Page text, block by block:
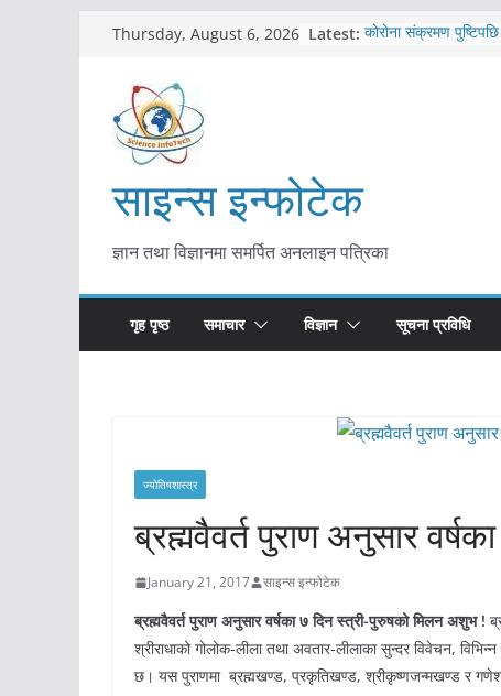
content
Thursday, August 6, 2026 Latest: कोरोना संक्रमण पुष्टिपछि
साइन्स इन्फोटेक
ज्ञान तथा विज्ञानमा समर्पित अनलाइन पत्रिका
गृह पृष्ठ समाचार विज्ञान सूचना प्रविधि
ज्योतिषशास्त्र
ब्रह्मवैवर्त पुराण अनुसार
January 21, 2017 साइन्स इन्फोटेक
ब्रह्मवैवर्त पुराण अनुसार वर्षका ७ दिन स्त्री-पुरुषको मिलन अशुभ !
श्रीराधाको गोलोक-लीला तथा अवतार-लीलाका सुन्दर विवेचन,
छ। यस पुराणमा ब्रह्मखण्ड, प्रकृतिखण्ड, श्रीकृष्णजन्मखण्ड र